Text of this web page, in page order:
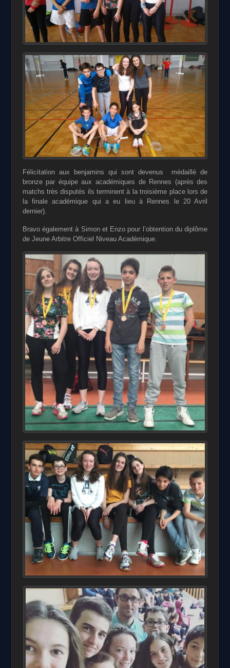
Félicitation aux benjamins qui sont devenus médaillé de
bronze par équipe aux académiques de Rennes (après des
matchs très disputés ils terminent à la troisième place lors de
la finale académique qui a eu lieu à Rennes le 20 Avril
dernier).
Bravo également à Simon et Enzo pour l’obtention du diplôme
de Jeune Arbitre Officiel Niveau Académique.